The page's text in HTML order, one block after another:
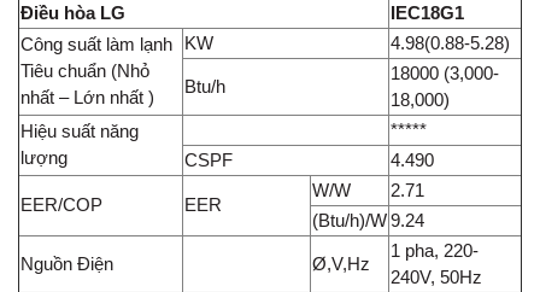
Điều hòa LG
IEC18G1
Công suất làm lạnh
Tiêu chuẩn (Nhỏ
nhất – Lớn nhất )
KW 4.98(0.88-5.28)
Btu/h
18000 (3,000-
18,000)
Hiệu suất năng
lượng
*****
CSPF
4.490
EER/COP EER
W/W
2.71
(Btu/h)/W9.24
Nguồn Điện Ø,V,Hz
1 pha, 220-
240V, 50Hz